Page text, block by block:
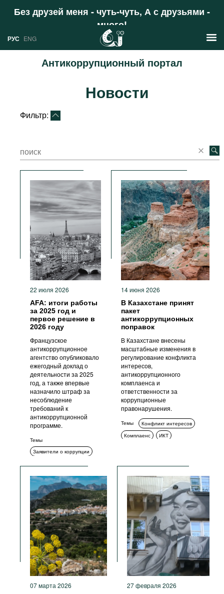
Без друзей меня - чуть-чуть, А с друзьями -
много!
Поддержать
РУС ENG
Антикоррупционный портал
Международных организаций
Ресурсы
Литература
Сайты
Документы международных
организаций
Фильмы
Подкасты
Книжная полка
О проекте
Новости
Фильтр:
22 июля 2026
AFA: итоги работы
за 2025 год и
первое решение в
2026 году
Французское
антикоррупционное
агентство опубликовало
ежегодный доклад о
деятельности за 2025
год, а также впервые
назначило штраф за
несоблюдение
требований к
антикоррупционной
программе.
Темы
Заявители о коррупции
Антикоррупционные
органы
Меры ответственности
14 июня 2026
В Казахстане принят
пакет
антикоррупционных
поправок
В Казахстане внесены
масштабные изменения в
регулирование конфликта
интересов,
антикоррупционного
комплаенса и
ответственности за
коррупционные
правонарушения.
Темы
Конфликт интересов
Комплаенс
ИКТ
07 марта 2026 27 февраля 2026